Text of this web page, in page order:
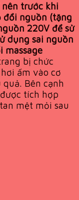
nên trước khi
đổi nguồn (tặng
220V để sử
dụng sai nguồn
massage
bị chức
ấm vào cơ
Bên cạnh
tích hợp
mệt mỏi sau